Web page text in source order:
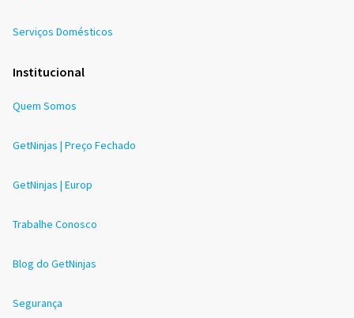
Serviços Domésticos
Institucional
Quem Somos
GetNinjas | Preço Fechado
GetNinjas | Europ
Trabalhe Conosco
Blog do GetNinjas
Segurança